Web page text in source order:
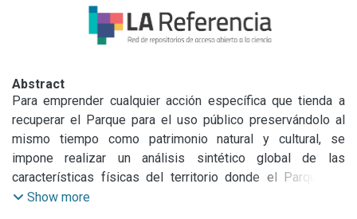
Abstract
Para emprender cualquier acción específica que tienda a
recuperar el Parque para el uso público preservándolo al
mismo tiempo como patrimonio natural y cultural, se
impone realizar un análisis sintético global de las
características físicas del territorio donde el Parque se
inserta, y de las condicionantes económico-sociales que
Show more